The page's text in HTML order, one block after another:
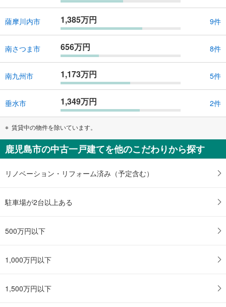
薩摩川内市 1,385万円 9件
南さつま市 656万円 8件
南九州市 1,173万円 5件
垂水市 1,349万円 2件
賃貸中の物件を除いています。
鹿児島市の中古一戸建てを他のこだわりから探す
リノベーション・リフォーム済み（予定含む）
駐車場が2台以上ある
500万円以下
1,000万円以下
1,500万円以下